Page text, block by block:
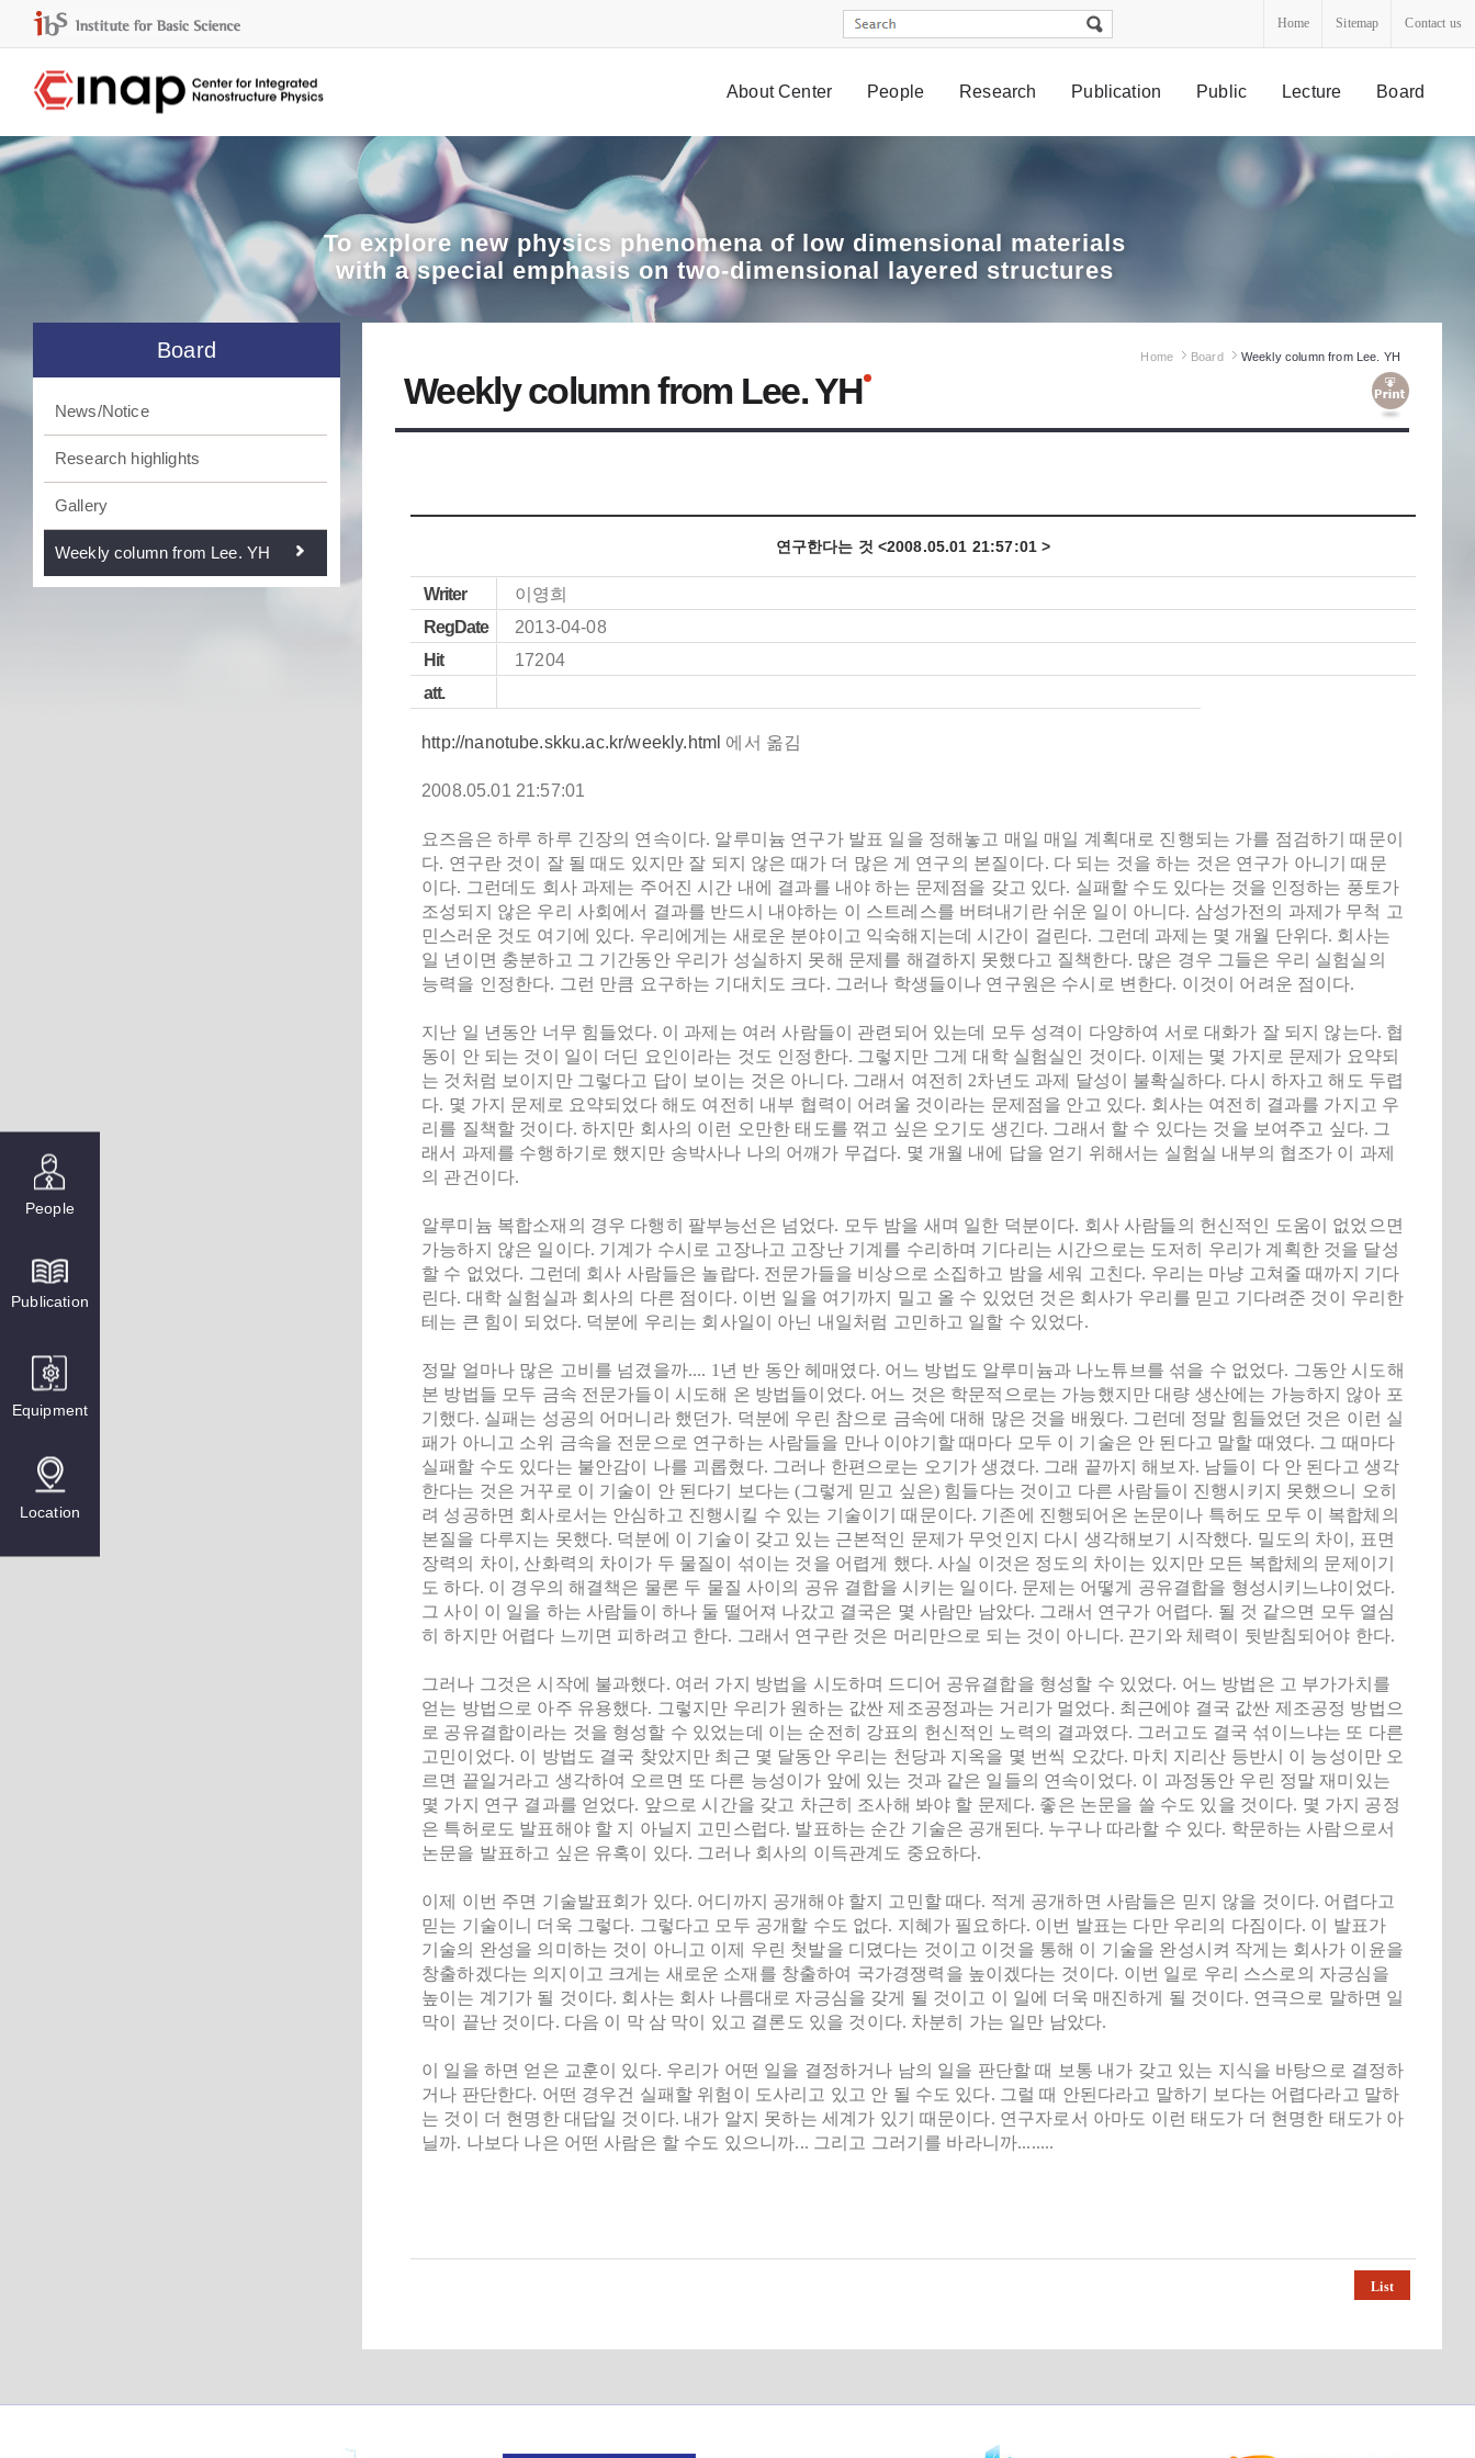
Home Sitemap Contact us
About Center People Research Publication Public Lecture Board
People
Publication
Equipment
Location
To explorenew physics phenomena of low dimensional materials
with a special emphasis on two-dimensional layered structures
Board
News/Notice
Research highlights
Gallery
Weekly column from Lee. YH
Home Board Weekly column from Lee. YH
Weekly column from Lee. YH
연구한다는 것 <2008.05.01 21:57:01 >
Writer
이영희
RegDate
2013-04-08
Hit
17204
att.
http://nanotube.skku.ac.kr/weekly.html 에서 옮김
2008.05.01 21:57:01
요즈음은 하루 하루 긴장의 연속이다. 알루미늄 연구가 발표 일을 정해놓고 매일 매일 계획대로 진행되는 가를 점검하기 때문이
다. 연구란 것이 잘 될 때도 있지만 잘 되지 않은 때가 더 많은 게 연구의 본질이다. 다 되는 것을 하는 것은 연구가 아니기 때문
이다. 그런데도 회사 과제는 주어진 시간 내에 결과를 내야 하는 문제점을 갖고 있다. 실패할 수도 있다는 것을 인정하는 풍토가
조성되지 않은 우리 사회에서 결과를 반드시 내야하는 이 스트레스를 버텨내기란 쉬운 일이 아니다. 삼성가전의 과제가 무척 고
민스러운 것도 여기에 있다. 우리에게는 새로운 분야이고 익숙해지는데 시간이 걸린다. 그런데 과제는 몇 개월 단위다. 회사는
일 년이면 충분하고 그 기간동안 우리가 성실하지 못해 문제를 해결하지 못했다고 질책한다. 많은 경우 그들은 우리 실험실의
능력을 인정한다. 그런 만큼 요구하는 기대치도 크다. 그러나 학생들이나 연구원은 수시로 변한다. 이것이 어려운 점이다.
지난 일 년동안 너무 힘들었다. 이 과제는 여러 사람들이 관련되어 있는데 모두 성격이 다양하여 서로 대화가 잘 되지 않는다. 협
동이 안 되는 것이 일이 더딘 요인이라는 것도 인정한다. 그렇지만 그게 대학 실험실인 것이다. 이제는 몇 가지로 문제가 요약되
는 것처럼 보이지만 그렇다고 답이 보이는 것은 아니다. 그래서 여전히 2차년도 과제 달성이 불확실하다. 다시 하자고 해도 두렵
다. 몇 가지 문제로 요약되었다 해도 여전히 내부 협력이 어려울 것이라는 문제점을 안고 있다. 회사는 여전히 결과를 가지고 우
리를 질책할 것이다. 하지만 회사의 이런 오만한 태도를 꺾고 싶은 오기도 생긴다. 그래서 할 수 있다는 것을 보여주고 싶다. 그
래서 과제를 수행하기로 했지만 송박사나 나의 어깨가 무겁다. 몇 개월 내에 답을 얻기 위해서는 실험실 내부의 협조가 이 과제
의 관건이다.
알루미늄 복합소재의 경우 다행히 팔부능선은 넘었다. 모두 밤을 새며 일한 덕분이다. 회사 사람들의 헌신적인 도움이 없었으면
가능하지 않은 일이다. 기계가 수시로 고장나고 고장난 기계를 수리하며 기다리는 시간으로는 도저히 우리가 계획한 것을 달성
할 수 없었다. 그런데 회사 사람들은 놀랍다. 전문가들을 비상으로 소집하고 밤을 세워 고친다. 우리는 마냥 고쳐줄 때까지 기다
린다. 대학 실험실과 회사의 다른 점이다. 이번 일을 여기까지 밀고 올 수 있었던 것은 회사가 우리를 믿고 기다려준 것이 우리한
테는 큰 힘이 되었다. 덕분에 우리는 회사일이 아닌 내일처럼 고민하고 일할 수 있었다.
정말 얼마나 많은 고비를 넘겼을까.... 1년 반 동안 헤매였다. 어느 방법도 알루미늄과 나노튜브를 섞을 수 없었다. 그동안 시도해
본 방법들 모두 금속 전문가들이 시도해 온 방법들이었다. 어느 것은 학문적으로는 가능했지만 대량 생산에는 가능하지 않아 포
기했다. 실패는 성공의 어머니라 했던가. 덕분에 우린 참으로 금속에 대해 많은 것을 배웠다. 그런데 정말 힘들었던 것은 이런 실
패가 아니고 소위 금속을 전문으로 연구하는 사람들을 만나 이야기할 때마다 모두 이 기술은 안 된다고 말할 때였다. 그 때마다
실패할 수도 있다는 불안감이 나를 괴롭혔다. 그러나 한편으로는 오기가 생겼다. 그래 끝까지 해보자. 남들이 다 안 된다고 생각
한다는 것은 거꾸로 이 기술이 안 된다기 보다는 (그렇게 믿고 싶은) 힘들다는 것이고 다른 사람들이 진행시키지 못했으니 오히
려 성공하면 회사로서는 안심하고 진행시킬 수 있는 기술이기 때문이다. 기존에 진행되어온 논문이나 특허도 모두 이 복합체의
본질을 다루지는 못했다. 덕분에 이 기술이 갖고 있는 근본적인 문제가 무엇인지 다시 생각해보기 시작했다. 밀도의 차이, 표면
장력의 차이, 산화력의 차이가 두 물질이 섞이는 것을 어렵게 했다. 사실 이것은 정도의 차이는 있지만 모든 복합체의 문제이기
도 하다. 이 경우의 해결책은 물론 두 물질 사이의 공유 결합을 시키는 일이다. 문제는 어떻게 공유결합을 형성시키느냐이었다.
그 사이 이 일을 하는 사람들이 하나 둘 떨어져 나갔고 결국은 몇 사람만 남았다. 그래서 연구가 어렵다. 될 것 같으면 모두 열심
히 하지만 어렵다 느끼면 피하려고 한다. 그래서 연구란 것은 머리만으로 되는 것이 아니다. 끈기와 체력이 뒷받침되어야 한다.
그러나 그것은 시작에 불과했다. 여러 가지 방법을 시도하며 드디어 공유결합을 형성할 수 있었다. 어느 방법은 고 부가가치를
얻는 방법으로 아주 유용했다. 그렇지만 우리가 원하는 값싼 제조공정과는 거리가 멀었다. 최근에야 결국 값싼 제조공정 방법으
로 공유결합이라는 것을 형성할 수 있었는데 이는 순전히 강표의 헌신적인 노력의 결과였다. 그러고도 결국 섞이느냐는 또 다른
고민이었다. 이 방법도 결국 찾았지만 최근 몇 달동안 우리는 천당과 지옥을 몇 번씩 오갔다. 마치 지리산 등반시 이 능성이만 오
르면 끝일거라고 생각하여 오르면 또 다른 능성이가 앞에 있는 것과 같은 일들의 연속이었다. 이 과정동안 우린 정말 재미있는
몇 가지 연구 결과를 얻었다. 앞으로 시간을 갖고 차근히 조사해 봐야 할 문제다. 좋은 논문을 쓸 수도 있을 것이다. 몇 가지 공정
은 특허로도 발표해야 할 지 아닐지 고민스럽다. 발표하는 순간 기술은 공개된다. 누구나 따라할 수 있다. 학문하는 사람으로서
논문을 발표하고 싶은 유혹이 있다. 그러나 회사의 이득관계도 중요하다.
이제 이번 주면 기술발표회가 있다. 어디까지 공개해야 할지 고민할 때다. 적게 공개하면 사람들은 믿지 않을 것이다. 어렵다고
믿는 기술이니 더욱 그렇다. 그렇다고 모두 공개할 수도 없다. 지혜가 필요하다. 이번 발표는 다만 우리의 다짐이다. 이 발표가
기술의 완성을 의미하는 것이 아니고 이제 우린 첫발을 디뎠다는 것이고 이것을 통해 이 기술을 완성시켜 작게는 회사가 이윤을
창출하겠다는 의지이고 크게는 새로운 소재를 창출하여 국가경쟁력을 높이겠다는 것이다. 이번 일로 우리 스스로의 자긍심을
높이는 계기가 될 것이다. 회사는 회사 나름대로 자긍심을 갖게 될 것이고 이 일에 더욱 매진하게 될 것이다. 연극으로 말하면 일
막이 끝난 것이다. 다음 이 막 삼 막이 있고 결론도 있을 것이다. 차분히 가는 일만 남았다.
이 일을 하면 얻은 교훈이 있다. 우리가 어떤 일을 결정하거나 남의 일을 판단할 때 보통 내가 갖고 있는 지식을 바탕으로 결정하
거나 판단한다. 어떤 경우건 실패할 위험이 도사리고 있고 안 될 수도 있다. 그럴 때 안된다라고 말하기 보다는 어렵다라고 말하
는 것이 더 현명한 대답일 것이다. 내가 알지 못하는 세계가 있기 때문이다. 연구자로서 아마도 이런 태도가 더 현명한 태도가 아
닐까. 나보다 나은 어떤 사람은 할 수도 있으니까... 그리고 그러기를 바라니까........
List